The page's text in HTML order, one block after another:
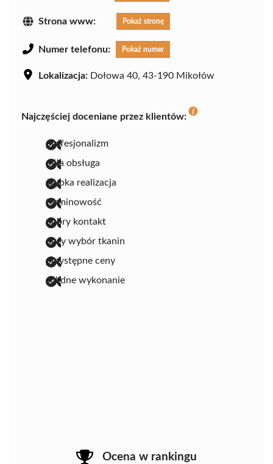
Strona www: Pokaż stronę
Numer telefonu: Pokaż numer
Lokalizacja: Dołowa 40, 43-190 Mikołów
Najczęściej doceniane przez klientów:
profesjonalizm
miła obsługa
szybka realizacja
terminowość
dobry kontakt
duży wybór tkanin
przystępne ceny
solidne wykonanie
Ocena w rankingu